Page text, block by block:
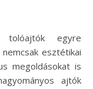
esztétikai
megoldásokat is
ajtók